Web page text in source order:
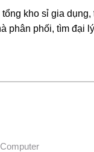
kho sỉ gia
phân phối, tìm đại